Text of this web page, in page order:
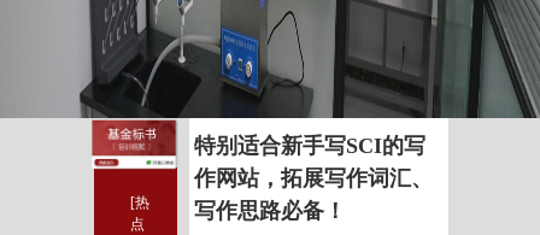
[热
点
特别适合新手写SCI的写
作网站，拓展写作词汇、
写作思路必备！